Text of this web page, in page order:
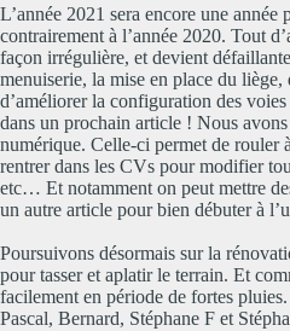
L’année 2021 sera encore une année
contrairement à l’année 2020. Tout
façon irrégulière, et devient
menuiserie, la mise en place du
d’améliorer la configuration des
dans un prochain article ! Nous
numérique. Celle-ci permet de rouler
rentrer dans les CVs pour modifier
etc… Et notamment on peut mettre
un autre article pour bien débuter à
Poursuivons désormais sur la
pour tasser et aplatir le terrain. Et
facilement en période de fortes
Pascal, Bernard, Stéphane F et